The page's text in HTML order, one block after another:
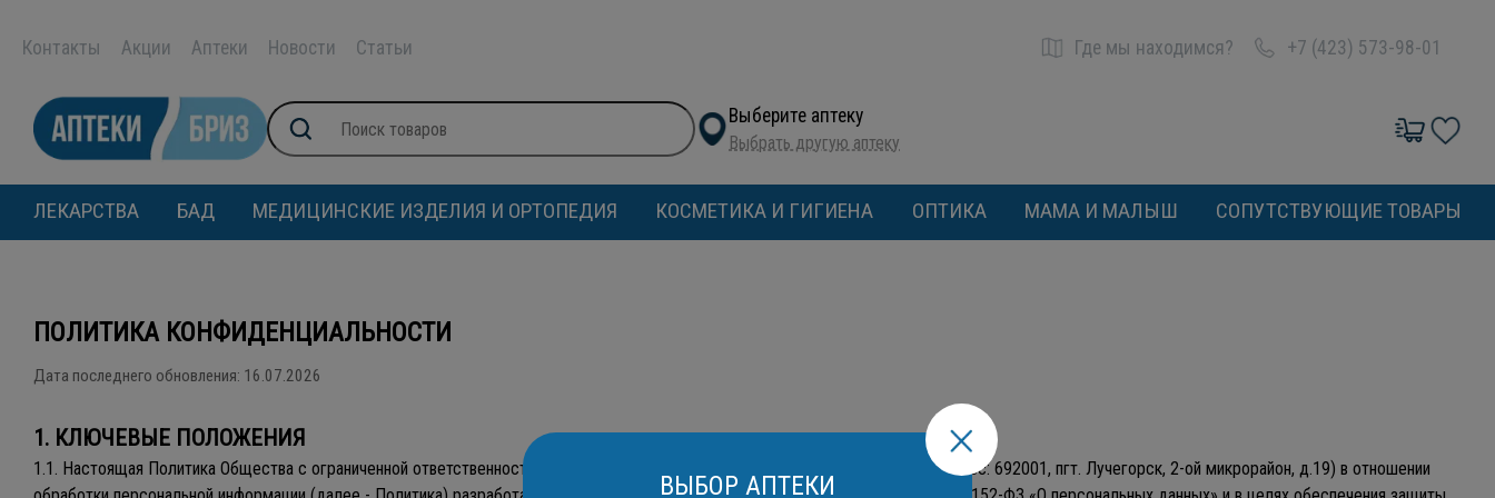
ВЫБОР АПТЕКИ
Контакты Акции Аптеки Новости Статьи Где мы находимся? +7 (423) 573-98-01
Выберите аптеку
Выбрать другую аптеку
ЛЕКАРСТВА БАД МЕДИЦИНСКИЕ ИЗДЕЛИЯ И ОРТОПЕДИЯ КОСМЕТИКА И ГИГИЕНА ОПТИКА МАМА И МАЛЫШ СОПУТСТВУЮЩИЕ ТОВАРЫ
ПОЛИТИКА КОНФИДЕНЦИАЛЬНОСТИ
Дата последнего обновления: 16.07.2026
1. КЛЮЧЕВЫЕ ПОЛОЖЕНИЯ
1.1. Настоящая Политика Общества с ограниченной ответственностью "Бриз" (ИНН 2526005157, ОГРН 1022501147910, Юр. адрес: 692001, пгт. Лучегорск, 2-ой микрорайон, д.19) в отношении